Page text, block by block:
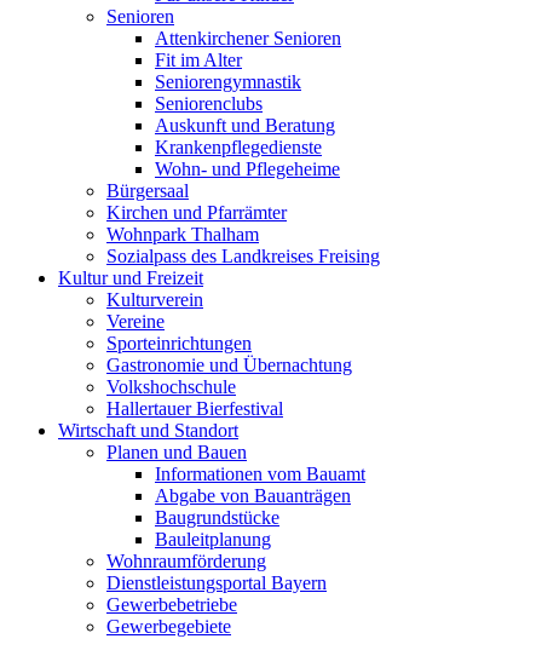
Senioren
Attenkirchener Senioren
Fit im Alter
Seniorengymnastik
Seniorenclubs
Auskunft und Beratung
Krankenpflegedienste
Wohn- und Pflegeheime
Bürgersaal
Kirchen und Pfarrämter
Wohnpark Thalham
Sozialpass des Landkreises Freising
Kultur und Freizeit
Kulturverein
Vereine
Sporteinrichtungen
Gastronomie und Übernachtung
Volkshochschule
Hallertauer Bierfestival
Wirtschaft und Standort
Planen und Bauen
Informationen vom Bauamt
Abgabe von Bauanträgen
Baugrundstücke
Bauleitplanung
Wohnraumförderung
Dienstleistungsportal Bayern
Gewerbebetriebe
Gewerbegebiete